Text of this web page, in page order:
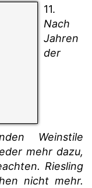
11.
Nach
Jahren
der
Weinstile
mehr dazu,
Riesling
nicht mehr.